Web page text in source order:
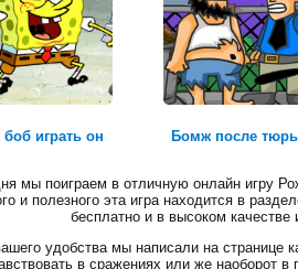
играть он Бомж после
мы поиграем в отличную онлайн игру
и полезного эта игра находится в
бесплатно и в высоком
удобства мы написали на странице
в сражениях или же наоборот